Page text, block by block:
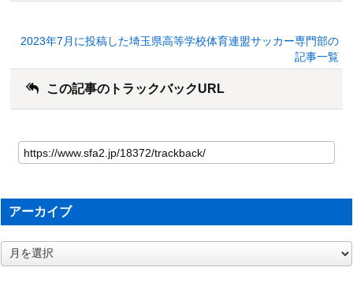
2023年7月に投稿した埼玉県高等学校体育連盟サッカー専門部の
記事一覧
この記事のトラックバックURL
アーカイブ
ア
ー